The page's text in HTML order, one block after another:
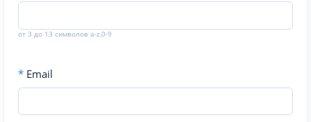
от 3 до 13 символов a-z,0-9
* Email